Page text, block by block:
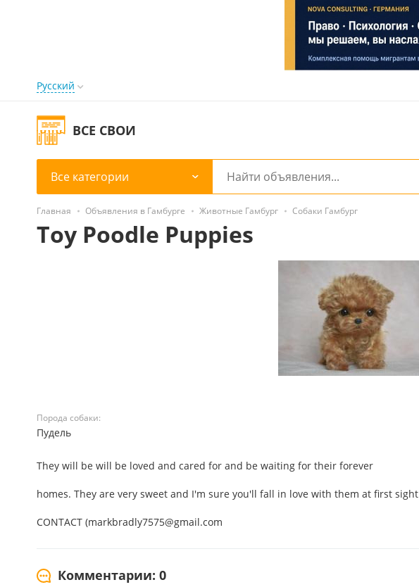
Русский
ВСЕ СВОИ
Все категории
Главная Объявления в Гамбурге Животные Гамбург Собаки Гамбург
Toy Poodle Puppies
Порода собаки:
Пудель
They will be will be loved and cared for and be waiting for their forever
homes. They are very sweet and I'm sure you'll fall in love with them at first sight
CONTACT (markbradly7575@gmail.com
Комментарии: 0